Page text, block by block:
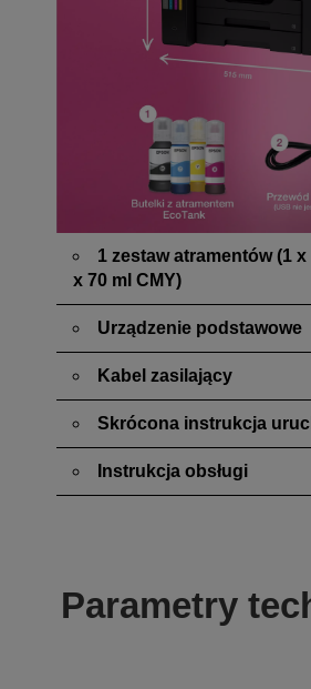
1 zestaw atramentów (1
x 70 ml CMY)
Urządzenie podstawowe
Kabel zasilający
Skrócona instrukcja
Instrukcja obsługi
Parametry